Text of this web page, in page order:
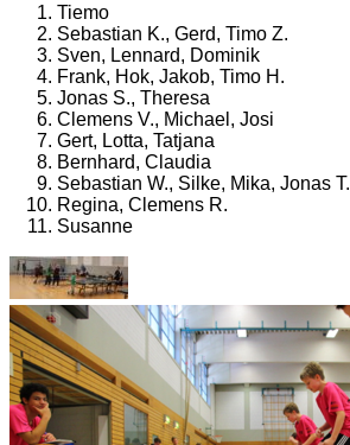
Tiemo
Sebastian K., Gerd, Timo Z.
Sven, Lennard, Dominik
Frank, Hok, Jakob, Timo H.
Jonas S., Theresa
Clemens V., Michael, Josi
Gert, Lotta, Tatjana
Bernhard, Claudia
Sebastian W., Silke, Mika, Jonas T.
Regina, Clemens R.
Susanne